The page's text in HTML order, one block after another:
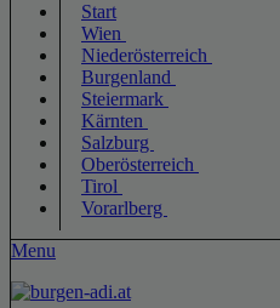
Start
Wien
Niederösterreich
Burgenland
Steiermark
Kärnten
Salzburg
Oberösterreich
Tirol
Vorarlberg
Menu